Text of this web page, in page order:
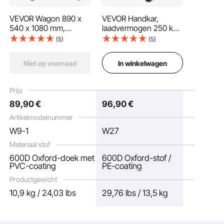
Deze stevige kar is gemaakt van duurzaam 600D Oxford-materiaal en biedt
voldoende opbergruimte voor kampeerbenodigdheden zoals middelgrote
tenten, slaapzakken, luchtbedden, klapstoelen en kookgerei. Perfect voor zowel
Prijs
Artikelmodelnummer
Materiaal stof
Productgewicht
VEVOR Wagon 890 x
540 x 1080 mm,
kinderwagen van 600D
150 liter opbergruimte,
transportkar,
materiaalkar, handkar
(5)
Niet op voorraad
VEVOR Handkar,
laadvermogen 250 kg,
2-in-1 opvouwbare kar,
bank, multifunctionele
kar met verstelbare
handgreep, buitenkar
(5)
In winkelwagen
89,90€ 96,90€
W9-1 W27
600D Oxford-doek met
PVC-coating
600D Oxford-stof /
PE-coating
10,9 kg / 24,03 lbs 29,76 lbs / 13,5 kg